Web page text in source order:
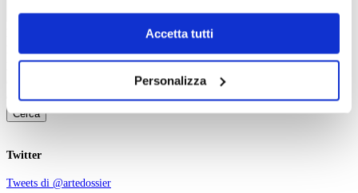
dell’informativa cookie.
Chiudendo il banner tramite la “X” prosegui la
navigazione senza alcuna profilazione e con installazione
il tuo consenso alla profilazione che potrai revocare in
Accetta tutti
Personalizza
Event end:
Keywords:
Ordering:
Cerca
Twitter
Tweets di @artedossier